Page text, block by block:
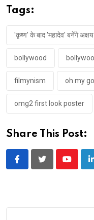
#OMG2
May the
us through this
महादेव
@AmitBrai
— Akshay
October 23,
Tags:
'कृष्ण' के बाद 'महादेव' बनेंगे
bollywood
filmynism oh my
omg2 first look poster
Share This Post: